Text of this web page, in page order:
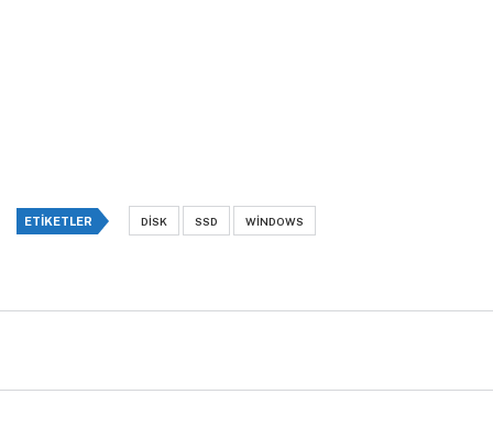
ETIKETLER DISK SSD WINDOWS